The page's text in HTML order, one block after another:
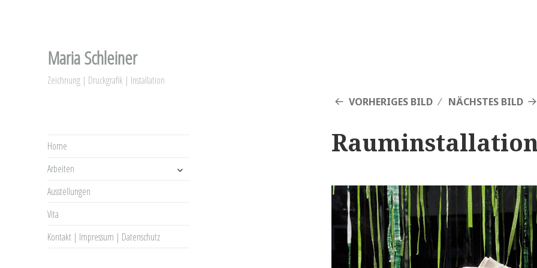
Maria Schleiner
Zeichnung | Druckgrafik | Installation
Home
Arbeiten
untermenü
Ausstellungen
Vita
Kontakt | Impressum | Datenschutz
VORHERIGES BILD NÄCHSTES BILD